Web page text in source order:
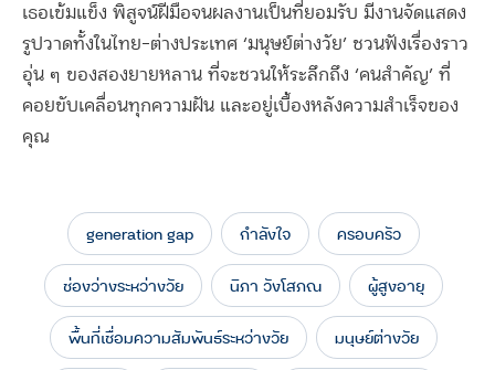
เธอเข้มแข็ง พิสูจน์ฝีมือจนผลงานเป็นที่ยอมรับ มีงานจัดแสดง
รูปวาดทั้งในไทย-ต่างประเทศ ‘มนุษย์ต่างวัย’ ชวนฟังเรื่องราว
อุ่น ๆ ของสองยายหลาน ที่จะชวนให้ระลึกถึง ‘คนสำคัญ’ ที่
คอยขับเคลื่อนทุกความฝัน และอยู่เบื้องหลังความสำเร็จของ
คุณ
generation gap กำลังใจ ครอบครัว
ช่องว่างระหว่างวัย นิภา วังโสภณ ผู้สูงอายุ
พื้นที่เชื่อมความสัมพันธ์ระหว่างวัย มนุษย์ต่างวัย